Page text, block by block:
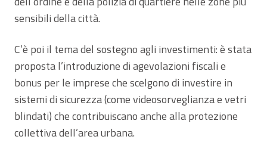
sensibili della città.
C’è poi il tema del sostegno agli investimenti: è stata
proposta l’introduzione di agevolazioni fiscali e
bonus per le imprese che scelgono di investire in
sistemi di sicurezza (come videosorveglianza e vetri
blindati) che contribuiscano anche alla protezione
collettiva dell’area urbana.